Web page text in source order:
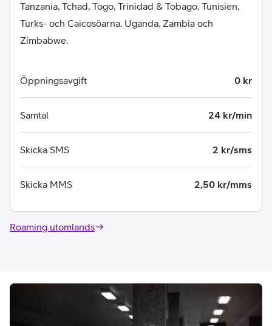
Tanzania, Tchad, Togo, Trinidad & Tobago, Tunisien,
Turks- och Caicosöarna, Uganda, Zambia och
Zimbabwe.
Öppningsavgift 0 kr
Samtal 24 kr/min
Skicka SMS 2 kr/sms
Skicka MMS 2,50 kr/mms
Roaming utomlands